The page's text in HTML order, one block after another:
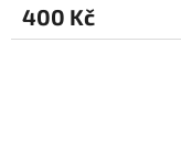
400 Kč